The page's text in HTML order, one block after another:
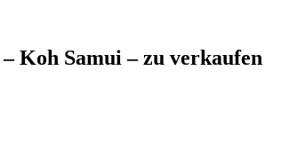
Koh Samui – zu verkaufen